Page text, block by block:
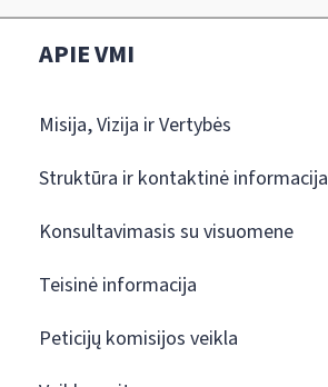
APIE VMI
Misija, Vizija ir Vertybės
Struktūra ir kontaktinė informacija
Konsultavimasis su visuomene
Teisinė informacija
Peticijų komisijos veikla